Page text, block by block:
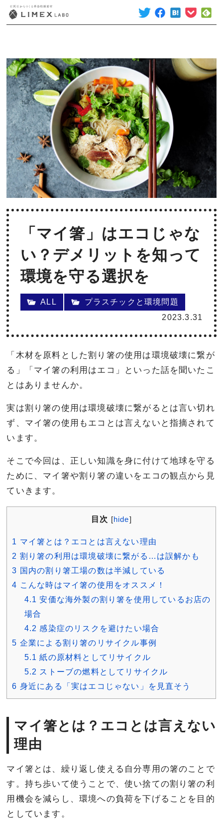
「マイ箸」はエコじゃな
い？デメリットを知って
環境を守る選択を
ALL
プラスチックと環境問題
2023.3.31
「木材を原料とした割り箸の使用は環境破壊に繋が
る」「マイ箸の利用はエコ」といった話を聞いたこ
とはありませんか。
実は割り箸の使用は環境破壊に繋がるとは言い切れ
ず、マイ箸の使用もエコとは言えないと指摘されて
います。
そこで今回は、正しい知識を身に付けて地球を守る
ために、マイ箸や割り箸の違いをエコの観点から見
ていきます。
目次 [hide]
1 マイ箸とは？エコとは言えない理由
2 割り箸の利用は環境破壊に繋がる…は誤解かも
3 国内の割り箸工場の数は半減している
4 こんな時はマイ箸の使用をオススメ！
4.1 安価な海外製の割り箸を使用しているお店の
場合
4.2 感染症のリスクを避けたい場合
5 企業による割り箸のリサイクル事例
5.1 紙の原材料としてリサイクル
5.2 ストーブの燃料としてリサイクル
6 身近にある「実はエコじゃない」を見直そう
マイ箸とは？エコとは言えない
理由
マイ箸とは、繰り返し使える自分専用の箸のことで
す。持ち歩いて使うことで、使い捨ての割り箸の利
用機会を減らし、環境への負荷を下げることを目的
としています。